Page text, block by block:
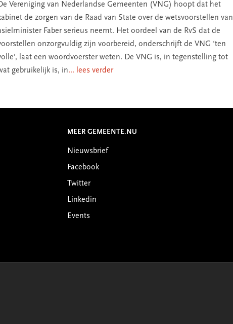
Vereniging van Nederlandse Gemeenten (VNG) hoopt dat het
de zorgen van de Raad van State over de wetsvoorstellen van
Faber serieus neemt. Het oordeel van de RvS dat de
onzorgvuldig zijn voorbereid, onderschrijft de VNG ‘ten
laat een woordvoerster weten. De VNG is, in tegenstelling tot
gebruikelijk is, in... lees verder
MEER GEMEENTE.NU
Nieuwsbrief
Facebook
Twitter
Linkedin
Events